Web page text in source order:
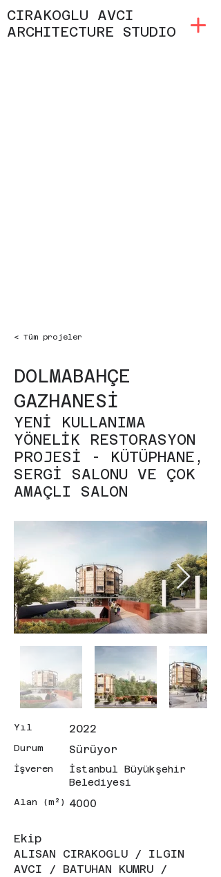
CIRAKOGLU AVCI
ARCHITECTURE STUDIO
< Tüm projeler
DOLMABAHÇE
GAZHANESİ
YENİ KULLANIMA
YÖNELİK RESTORASYON
PROJESİ - KÜTÜPHANE,
SERGİ SALONU VE ÇOK
AMAÇLI SALON
Yıl
Durum
İşveren
Alan (m²)
2022
Sürüyor
İstanbul Büyükşehir
Belediyesi
4000
Ekip
ALISAN CIRAKOGLU / ILGIN
AVCI / BATUHAN KUMRU /